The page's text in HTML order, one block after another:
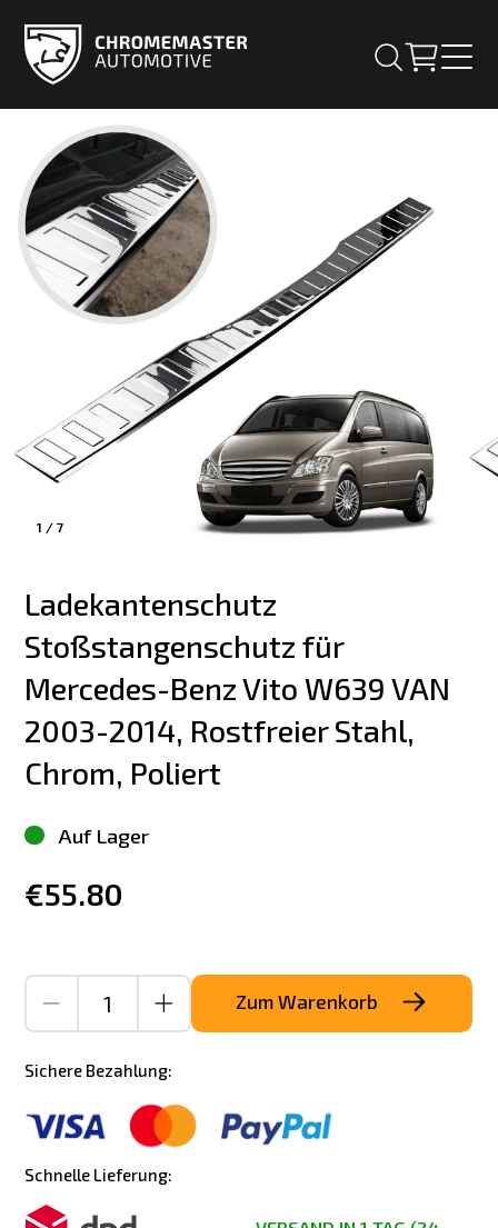
1 / 7
Ladekantenschutz
Stoßstangenschutz für
Mercedes-Benz Vito W639 VAN
2003-2014, Rostfreier Stahl,
Chrom, Poliert
Auf Lager
€55.80
Zum Warenkorb
Sichere Bezahlung:
Schnelle Lieferung: